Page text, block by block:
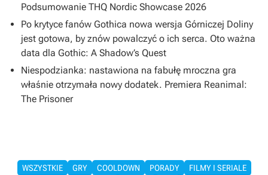
Podsumowanie THQ Nordic Showcase 2026
Po krytyce fanów Gothica nowa wersja Górniczej Doliny
jest gotowa, by znów powalczyć o ich serca. Oto ważna
data dla Gothic: A Shadow’s Quest
Niespodzianka: nastawiona na fabułę mroczna gra
właśnie otrzymała nowy dodatek. Premiera Reanimal:
The Prisoner
WSZYSTKIE GRY COOLDOWN PORADY
FILMY I SERIALE